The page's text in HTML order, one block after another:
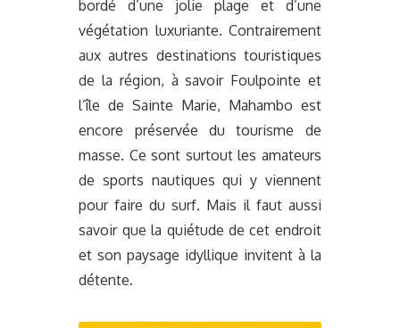
bordé d’une jolie plage et d’une
végétation luxuriante. Contrairement
aux autres destinations touristiques
de la région, à savoir Foulpointe et
l’île de Sainte Marie, Mahambo est
encore préservée du tourisme de
masse. Ce sont surtout les amateurs
de sports nautiques qui y viennent
pour faire du surf. Mais il faut aussi
savoir que la quiétude de cet endroit
et son paysage idyllique invitent à la
détente.